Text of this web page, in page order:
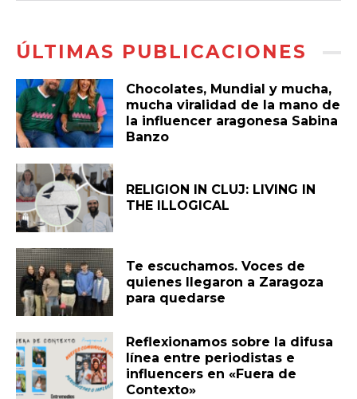
ÚLTIMAS PUBLICACIONES
Chocolates, Mundial y mucha,
mucha viralidad de la mano de
la influencer aragonesa Sabina
Banzo
RELIGION IN CLUJ: LIVING IN
THE ILLOGICAL
Te escuchamos. Voces de
quienes llegaron a Zaragoza
para quedarse
Reflexionamos sobre la difusa
línea entre periodistas e
influencers en «Fuera de
Contexto»